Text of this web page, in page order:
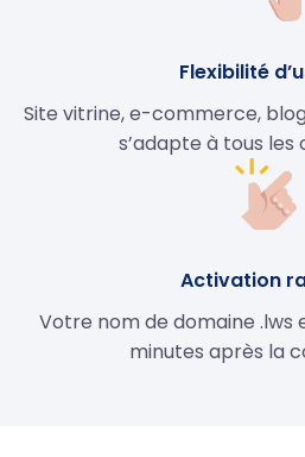
Flexibilité
Site vitrine, e-commerce,
s’adapte à tous les
Activation
Votre nom de domaine .lws
minutes après la